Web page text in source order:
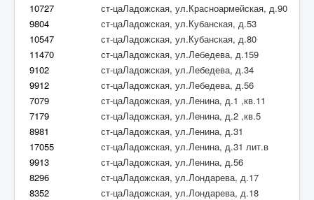
10727
ст-цаЛадожская, ул.Красноармейская, д.90
9804
ст-цаЛадожская, ул.Кубанская, д.53
10547
ст-цаЛадожская, ул.Кубанская, д.80
11470
ст-цаЛадожская, ул.Лебедева, д.159
9102
ст-цаЛадожская, ул.Лебедева, д.34
9912
ст-цаЛадожская, ул.Лебедева, д.56
7079
ст-цаЛадожская, ул.Ленина, д.1 ,кв.11
7179
ст-цаЛадожская, ул.Ленина, д.2 ,кв.5
8981
ст-цаЛадожская, ул.Ленина, д.31
17055
ст-цаЛадожская, ул.Ленина, д.31 лит.в
9913
ст-цаЛадожская, ул.Ленина, д.56
8296
ст-цаЛадожская, ул.Лондарева, д.17
8352
ст-цаЛадожская, ул.Лондарева, д.18